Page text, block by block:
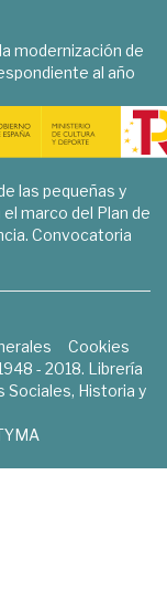
modernización de
al año
las pequeñas y
marco del Plan de
Convocatoria
Cookies
- 2018. Librería
Sociales, Historia y